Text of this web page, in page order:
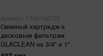
Артикул: 1306748726
Сменный картридж к
дисковым фильтрам
GLACLEAN на 3/4" и 1"